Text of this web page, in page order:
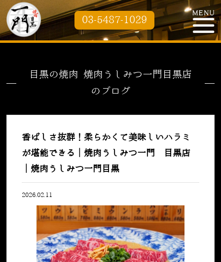
03-5487-1029
目黒の焼肉 焼肉うしみつ一門目黒店
のブログ
香ばしさ抜群！柔らかくて美味しいハラミ
が堪能できる｜焼肉うしみつ一門 目黒店
｜焼肉うしみつ一門目黒
2026.02.11